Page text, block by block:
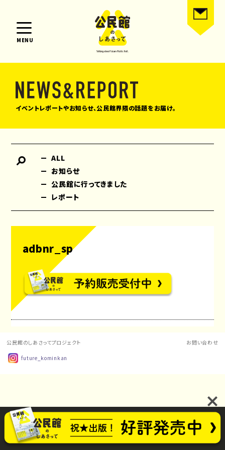
MENU
イベントレポートやお知らせ、公民館界隈の話題をお届け。
ALL
お知らせ
公民館に行ってきました
レポート
adbnr_sp
公民館のしあさってプロジェクト お問い合わせ
future_kominkan